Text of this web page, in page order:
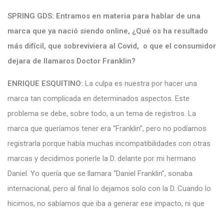
SPRING GDS: Entramos en materia para hablar de una
marca que ya nació siendo online, ¿Qué os ha resultado
más difícil, que sobreviviera al Covid, o que el consumidor
dejara de llamaros Doctor Franklin?
ENRIQUE ESQUITINO: La culpa es nuestra por hacer una
marca tan complicada en determinados aspectos. Este
problema se debe, sobre todo, a un tema de registros. La
marca que queríamos tener era “Franklin”, pero no podíamos
registrarla porque había muchas incompatibilidades con otras
marcas y decidimos ponerle la D. delante por mi hermano
Daniel. Yo quería que se llamara “Daniel Franklin”, sonaba
internacional, pero al final lo dejamos solo con la D. Cuando lo
hicimos, no sabíamos que iba a generar ese impacto, ni que